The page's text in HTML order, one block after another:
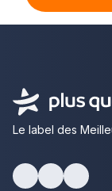
Le label des